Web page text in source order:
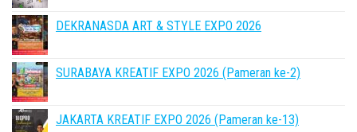
DEKRANASDA ART & STYLE EXPO 2026
SURABAYA KREATIF EXPO 2026 (Pameran ke-2)
JAKARTA KREATIF EXPO 2026 (Pameran ke-13)